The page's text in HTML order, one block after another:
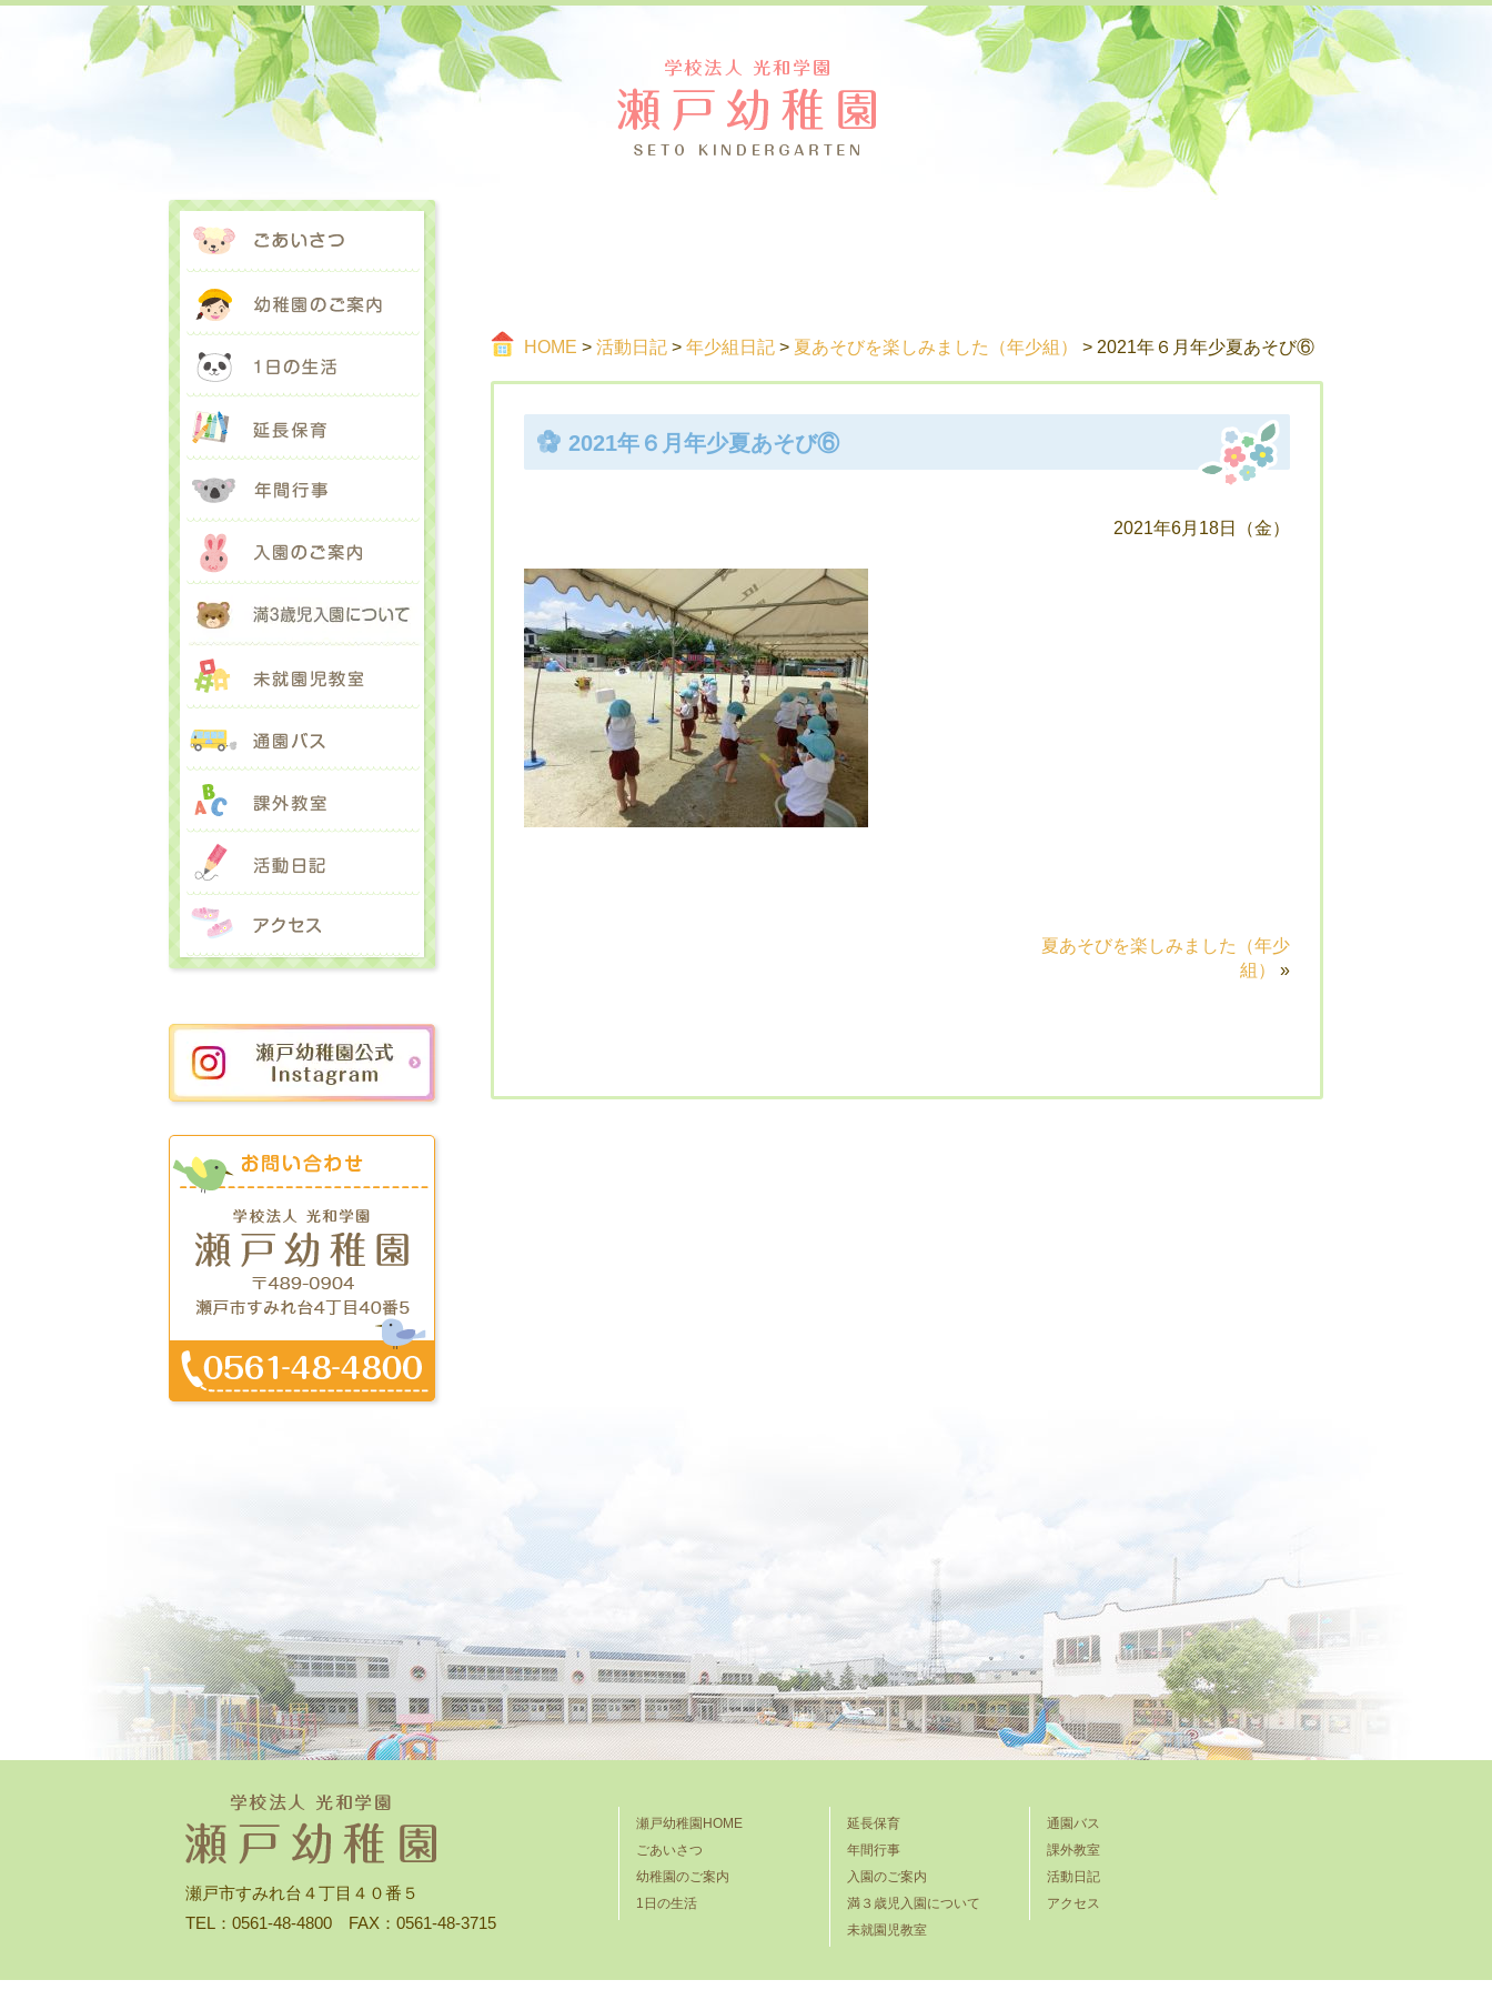
HOME > 活動日記 > 年少組日記 > 夏あそびを楽しみました（年少組） > 2021年６月年少夏あそび⑥
2021年６月年少夏あそび⑥
2021年6月18日（金）
夏あそびを楽しみました（年少
組）
»
ごあいさつ
幼稚園のご案内
1日の生活
満３歳児入園について
課外教室
活動日記
アクセス
瀬戸市すみれ台４丁目４０番５
TEL：0561-48-4800 FAX：0561-48-3715
瀬戸幼稚園HOME
ごあいさつ
幼稚園のご案内
1日の生活
延長保育
年間行事
入園のご案内
満３歳児入園について
未就園児教室
通園バス
課外教室
活動日記
アクセス